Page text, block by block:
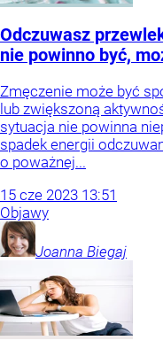
Odczuwasz
nie powinno być,
Zmęczenie może być
lub zwiększoną
sytuacja nie powinna
spadek energii
o poważnej...
15 cze 2023 13:51
Objawy
Joanna Biegaj